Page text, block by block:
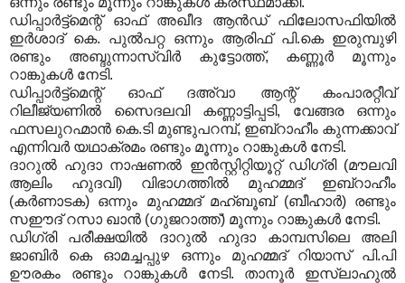
ഡിപ്പാര്‍ട്ട്‌മെന്റ് ഓഫ് അഖീദ ആന്‍ഡ് ഫിലോസഫിയില്‍
ഇര്‍ശാദ് കെ. പുല്‍പറ്റ ഒന്നും ആരിഫ് പി.കെ ഇരുമ്പുഴി
രണ്ടും അബ്ദുന്നാസ്വിര്‍ കുട്ടോത്ത്, കണ്ണൂര്‍ മൂന്നും
റാങ്കുകള്‍ നേടി.
ഡിപ്പാര്‍ട്ട്‌മെന്റ് ഓഫ് ദഅ്‌വാ ആന്റ് കംപാരറ്റീവ്
റിലീജ്യണില്‍ സൈദലവി കണ്ണാട്ടിപ്പടി, വേങ്ങര ഒന്നും
ഫസലുറഹ്മാന്‍ കെ.ടി മുണ്ടുപറമ്പ്, ഇബ്‌റാഹീം കുന്നക്കാവ്
എന്നിവര്‍ യഥാക്രമം രണ്ടും മൂന്നും റാങ്കുകള്‍ നേടി.
ദാറുല്‍ ഹുദാ നാഷണല്‍ ഇന്‍സ്റ്റിറ്റിയൂറ്റ് ഡിഗ്രി (മൗലവി
ആലിം ഹുദവി) വിഭാഗത്തില്‍ മുഹമ്മദ് ഇബ്‌റാഹീം
(കര്‍ണാടക) ഒന്നും മുഹമ്മദ് മഹ്ബൂബ് (ബീഹാര്‍) രണ്ടും
സഈദ് റസാ ഖാന്‍ (ഗുജറാത്ത്) മൂന്നും റാങ്കുകള്‍ നേടി.
ഡിഗ്രി പരീക്ഷയില്‍ ദാറുല്‍ ഹുദാ കാമ്പസിലെ അലി
ജാബിര്‍ കെ ഓമച്ചപ്പുഴ ഒന്നും മുഹമ്മദ് റിയാസ് പി.പി
ഊരകം രണ്ടും റാങ്കുകള്‍ നേടി. താനൂര്‍ ഇസ്‌ലാഹുല്‍